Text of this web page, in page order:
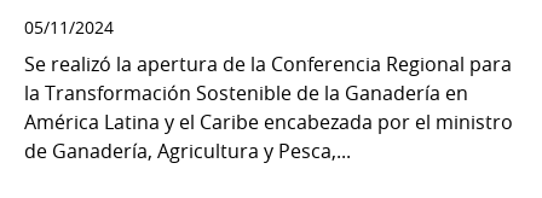
05/11/2024
Se realizó la apertura de la Conferencia Regional para
la Transformación Sostenible de la Ganadería en
América Latina y el Caribe encabezada por el ministro
de Ganadería, Agricultura y Pesca,...